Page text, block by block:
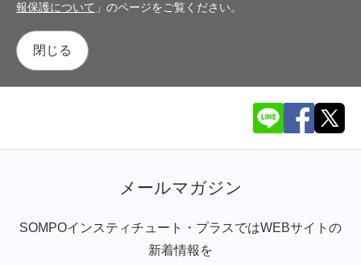
報保護について 」のページをご覧ください。
閉じる
メールマガジン
SOMPOインスティチュート・プラスではWEBサイトの
新着情報を